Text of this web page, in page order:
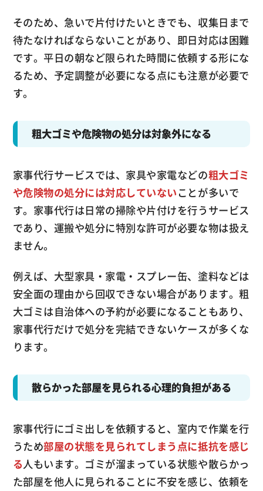
そのため、急いで片付けたいときでも、収集日まで
待たなければならないことがあり、即日対応は困難
です。平日の朝など限られた時間に依頼する形にな
るため、予定調整が必要になる点にも注意が必要で
す。
粗大ゴミや危険物の処分は対象外になる
家事代行サービスでは、家具や家電などの粗大ゴミ
や危険物の処分には対応していないことが多いで
す。家事代行は日常の掃除や片付けを行うサービス
であり、運搬や処分に特別な許可が必要な物は扱え
ません。
例えば、大型家具・家電・スプレー缶、塗料などは
安全面の理由から回収できない場合があります。粗
大ゴミは自治体への予約が必要になることもあり、
家事代行だけで処分を完結できないケースが多くな
ります。
散らかった部屋を見られる心理的負担がある
家事代行にゴミ出しを依頼すると、室内で作業を行
うため部屋の状態を見られてしまう点に抵抗を感じ
る人もいます。ゴミが溜まっている状態や散らかっ
た部屋を他人に見られることに不安を感じ、依頼を